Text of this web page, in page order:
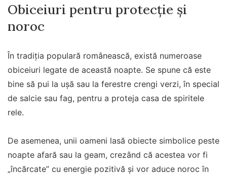
Obiceiuri pentru protecție și
noroc
În tradiția populară românească, există numeroase
obiceiuri legate de această noapte. Se spune că este
bine să pui la ușă sau la ferestre crengi verzi, în special
de salcie sau fag, pentru a proteja casa de spiritele
rele.
De asemenea, unii oameni lasă obiecte simbolice peste
noapte afară sau la geam, crezând că acestea vor fi
„încărcate” cu energie pozitivă și vor aduce noroc în